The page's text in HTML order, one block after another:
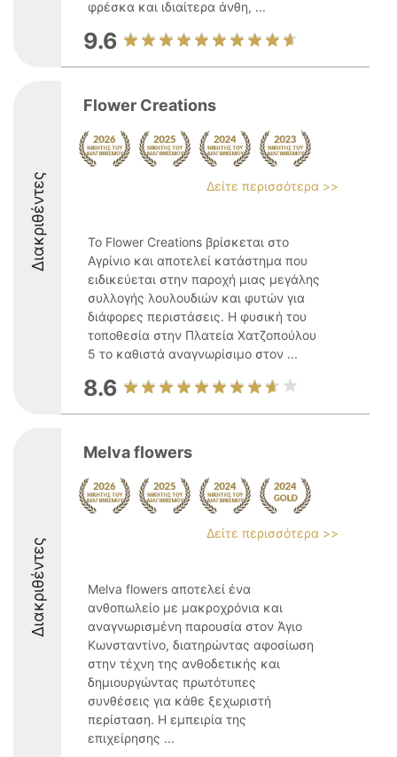
φρέσκα και ιδιαίτερα άνθη, ...
9.6
Διακριθέντες
Flower Creations
Δείτε περισσότερα >>
Το Flower Creations βρίσκεται στο
Αγρίνιο και αποτελεί κατάστημα που
ειδικεύεται στην παροχή μιας μεγάλης
συλλογής λουλουδιών και φυτών για
διάφορες περιστάσεις. Η φυσική του
τοποθεσία στην Πλατεία Χατζοπούλου
5 το καθιστά αναγνωρίσιμο στον ...
8.6
Διακριθέντες
Melva flowers
Δείτε περισσότερα >>
Melva flowers αποτελεί ένα
ανθοπωλείο με μακροχρόνια και
αναγνωρισμένη παρουσία στον Άγιο
Κωνσταντίνο, διατηρώντας αφοσίωση
στην τέχνη της ανθοδετικής και
δημιουργώντας πρωτότυπες
συνθέσεις για κάθε ξεχωριστή
περίσταση. Η εμπειρία της
επιχείρησης ...